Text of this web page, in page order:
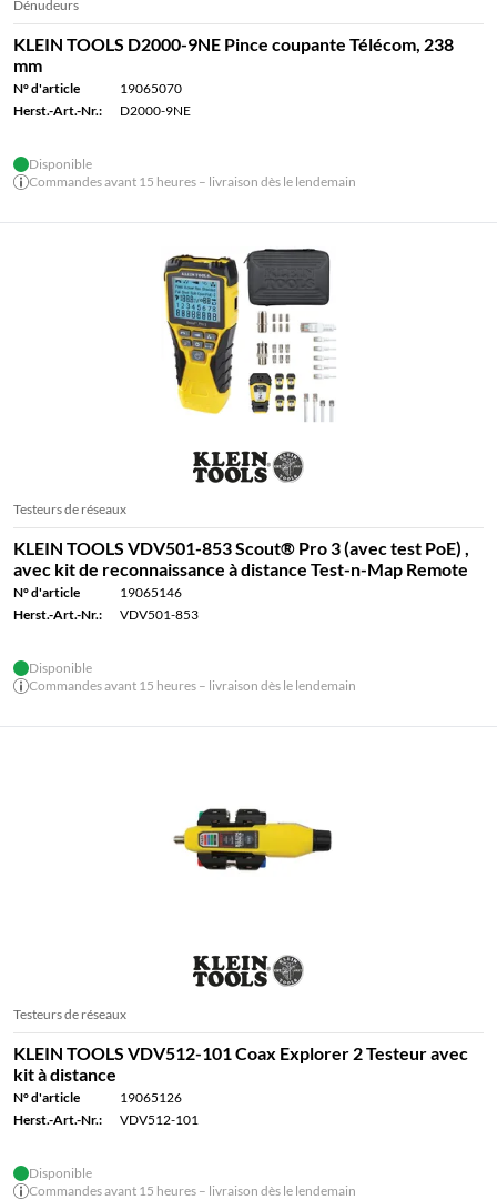
Dénudeurs
KLEIN TOOLS D2000-9NE Pince coupante Télécom, 238
mm
N° d'article
19065070
Herst.-Art.-Nr.:
D2000-9NE
Disponible
Commandes avant 15 heures – livraison dès le lendemain
Testeurs de réseaux
KLEIN TOOLS VDV501-853 Scout® Pro 3 (avec test PoE) ,
avec kit de reconnaissance à distance Test-n-Map Remote
N° d'article
19065146
Herst.-Art.-Nr.:
VDV501-853
Disponible
Commandes avant 15 heures – livraison dès le lendemain
Testeurs de réseaux
KLEIN TOOLS VDV512-101 Coax Explorer 2 Testeur avec
kit à distance
N° d'article
19065126
Herst.-Art.-Nr.:
VDV512-101
Disponible
Commandes avant 15 heures – livraison dès le lendemain